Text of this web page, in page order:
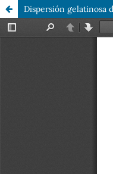
Dispersión gelatinosa